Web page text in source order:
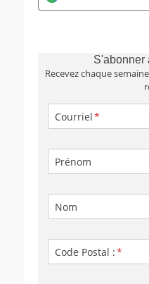
S'abonner
Recevez chaque
Courriel
Prénom
Nom
Code Postal :